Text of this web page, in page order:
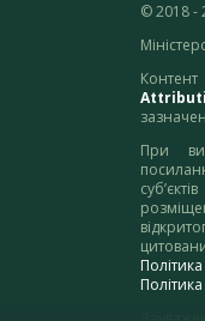
© 2018 -
При